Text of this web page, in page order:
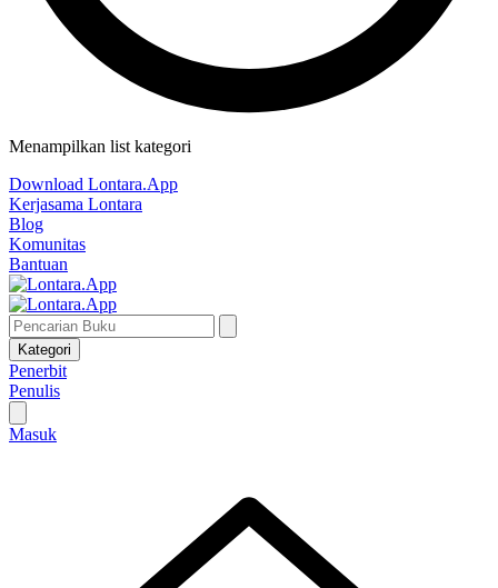
Menampilkan list kategori
Download Lontara.App
Kerjasama Lontara
Blog
Komunitas
Bantuan
Kategori
Penerbit
Penulis
Masuk